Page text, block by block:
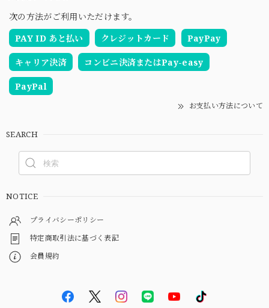
次の方法がご利用いただけます。
PAY ID あと払い
クレジットカード PayPay
キャリア決済 コンビニ決済またはPay-easy
PayPal
お支払い方法について
SEARCH
NOTICE
プライバシーポリシー
特定商取引法に基づく表記
会員規約